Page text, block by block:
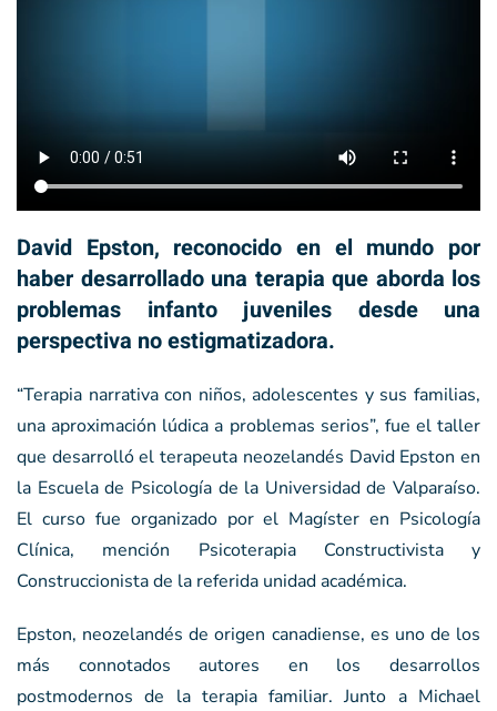
David Epston, reconocido en el mundo por
haber desarrollado una terapia que aborda los
problemas infanto juveniles desde una
perspectiva no estigmatizadora.
“Terapia narrativa con niños, adolescentes y sus familias,
una aproximación lúdica a problemas serios”, fue el taller
que desarrolló el terapeuta neozelandés David Epston en
la Escuela de Psicología de la Universidad de Valparaíso.
El curso fue organizado por el Magíster en Psicología
Clínica, mención Psicoterapia Constructivista y
Construccionista de la referida unidad académica.
Epston, neozelandés de origen canadiense, es uno de los
más connotados autores en los desarrollos
postmodernos de la terapia familiar. Junto a Michael